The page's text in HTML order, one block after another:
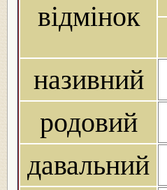
відмінок
називний
родовий
давальний